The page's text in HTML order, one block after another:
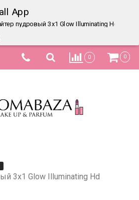
App
пудровый 3х1 Glow Illuminating Hd
0 0
3х1 Glow Illuminating Hd